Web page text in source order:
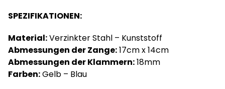
SPEZIFIKATIONEN:
Material:Verzinkter Stahl – Kunststoff
Abmessungen der Zange:17cm x 14cm
Abmessungen der Klammern:18mm
Farben:Gelb – Blau